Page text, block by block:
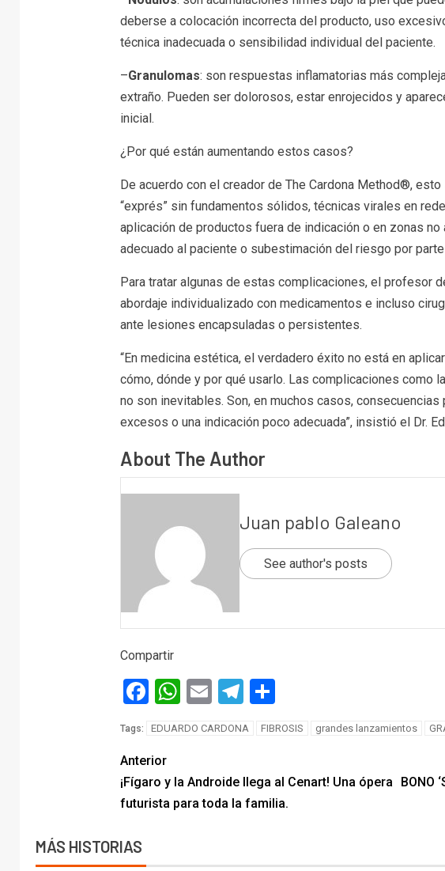
deberse a colocación incorrecta del producto, uso
técnica inadecuada o sensibilidad individual del paciente.
–Granulomas: son respuestas inflamatorias más
extraño. Pueden ser dolorosos, estar enrojecidos y
inicial.
¿Por qué están aumentando estos casos?
De acuerdo con el creador de The Cardona Method®️,
“exprés” sin fundamentos sólidos, técnicas virales en
aplicación de productos fuera de indicación o en zonas
adecuado al paciente o subestimación del riesgo por
Para tratar algunas de estas complicaciones, el profesor
abordaje individualizado con medicamentos e incluso
ante lesiones encapsuladas o persistentes.
“En medicina estética, el verdadero éxito no está en
cómo, dónde y por qué usarlo. Las complicaciones como
no son inevitables. Son, en muchos casos,
excesos o una indicación poco adecuada”, insistió el Dr.
About The Author
Juan pablo Galeano
See author's posts
Compartir
Facebook
WhatsApp
EmailTelegram
Compartir
Tags: EDUARDO CARDONA FIBROSIS grandes lanzamientos
Anterior
¡Fígaro y la Androide llega al Cenart! Una ópera
futurista para toda la familia.
BONO
MÁS HISTORIAS